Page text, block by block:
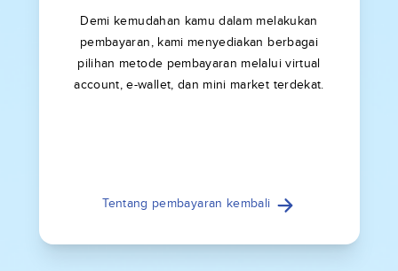
Demi kemudahan kamu dalam melakukan
pembayaran, kami menyediakan berbagai
pilihan metode pembayaran melalui virtual
account, e-wallet, dan mini market terdekat.
Tentang pembayaran kembali